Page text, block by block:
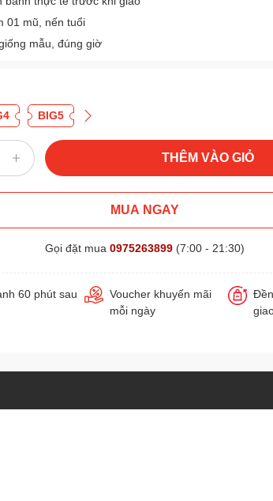
01 mũ, nến tuổi
mẫu, đúng giờ
BIG5
THÊM VÀO GIỎ
MUA NGAY
Gọi đặt mua 0975263899 (7:00 - 21:30)
60 phút sau
Voucher khuyến mãi
mỗi ngày